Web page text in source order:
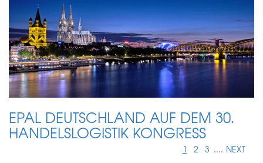
EPAL DEUTSCHLAND AUF DEM 30.
HANDELSLOGISTIK KONGRESS
1 2 3 .... NEXT